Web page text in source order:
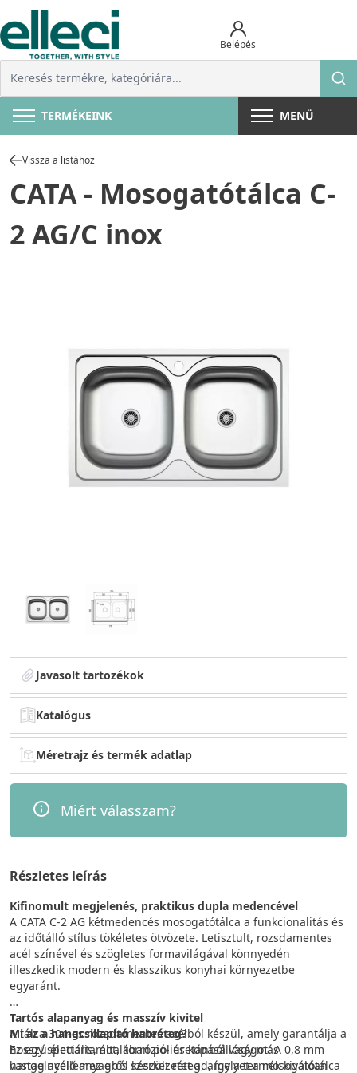
Belépés
TERMÉKEINK MENÜ
Vissza a listához
CATA - Mosogatótálca C-
2 AG/C inox
Javasolt tartozékok
Katalógus
Méretrajz és termék adatlap
Miért válasszam?
Részletes leírás
Kifinomult megjelenés, praktikus dupla medencével
A CATA C-2 AG kétmedencés mosogatótálca a funkcionalitás és
az időtálló stílus tökéletes ötvözete. Letisztult, rozsdamentes
acél színével és szögletes formavilágával könnyedén
illeszkedik modern és klasszikus konyhai környezetbe
egyaránt.
Tartós alapanyag és masszív kivitel
A tálca 304-es rozsdamentes acélból készül, amely garantálja a
hosszú élettartamot, korrózió- és kopásállóságot. A 0,8 mm
vastag acéllemez erős szerkezetet ad, így a termék kiválóan
Mi az a hangcsillapító habréteg?
Ez egy speciális, általában poliuretánból vagy más
hangelnyelő anyagból készült réteg, amelyet a mosogatótálca